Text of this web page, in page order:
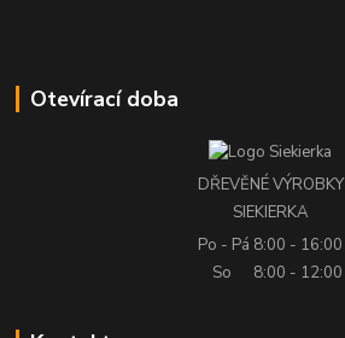
Otevírací doba
DŘEVĚNÉ VÝROBKY
SIEKIERKA
Po - Pá 8:00 - 16:00
So
8:00 - 12:00